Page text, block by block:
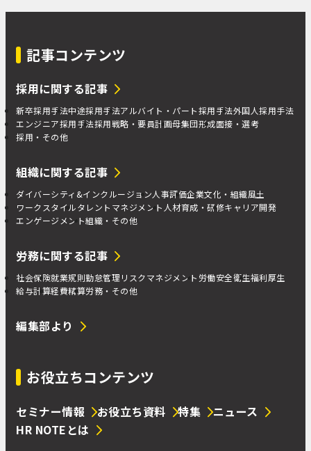
記事コンテンツ
採用に関する記事
新卒採用手法中途採用手法アルバイト・パート採用手法外国人採用手法
エンジニア採用手法採用戦略・要員計画母集団形成面接・選考
採用・その他
組織に関する記事
ダイバーシティ&インクルージョン人事評価企業文化・組織風土
ワークスタイルタレントマネジメント 人材育成・研修キャリア開発
エンゲージメント組織・その他
労務に関する記事
社会保険就業規則勤怠管理 リスクマネジメント 労働安全衛生福利厚生
給与計算経費精算労務・その他
編集部より
お役立ちコンテンツ
セミナー情報 お役立ち資料 特集
ニュース
HR NOTEとは